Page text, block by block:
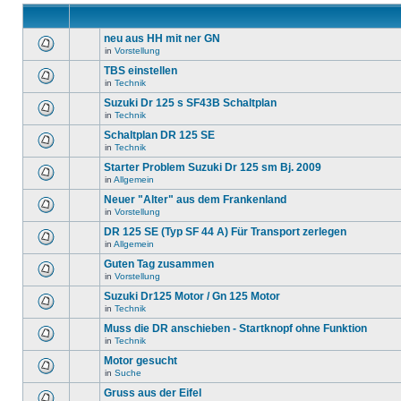
neu aus HH mit ner GN
in Vorstellung
TBS einstellen
in Technik
Suzuki Dr 125 s SF43B Schaltplan
in Technik
Schaltplan DR 125 SE
in Technik
Starter Problem Suzuki Dr 125 sm Bj. 2009
in Allgemein
Neuer "Alter" aus dem Frankenland
in Vorstellung
DR 125 SE (Typ SF 44 A) Für Transport zerlegen
in Allgemein
Guten Tag zusammen
in Vorstellung
Suzuki Dr125 Motor / Gn 125 Motor
in Technik
Muss die DR anschieben - Startknopf ohne Funktion
in Technik
Motor gesucht
in Suche
Gruss aus der Eifel